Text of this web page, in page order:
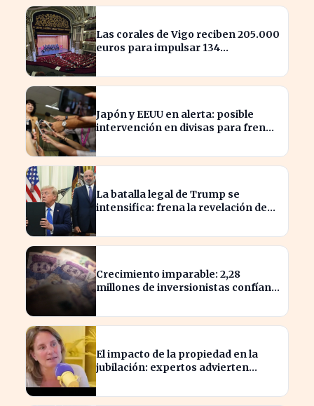
Las corales de Vigo reciben 205.000
euros para impulsar 134
Japón y EEUU en alerta: posible
intervención en divisas para frenar
La batalla legal de Trump se
intensifica: frena la revelación de
Crecimiento imparable: 2,28
millones de inversionistas confían
billones
El impacto de la propiedad en la
jubilación: expertos advierten